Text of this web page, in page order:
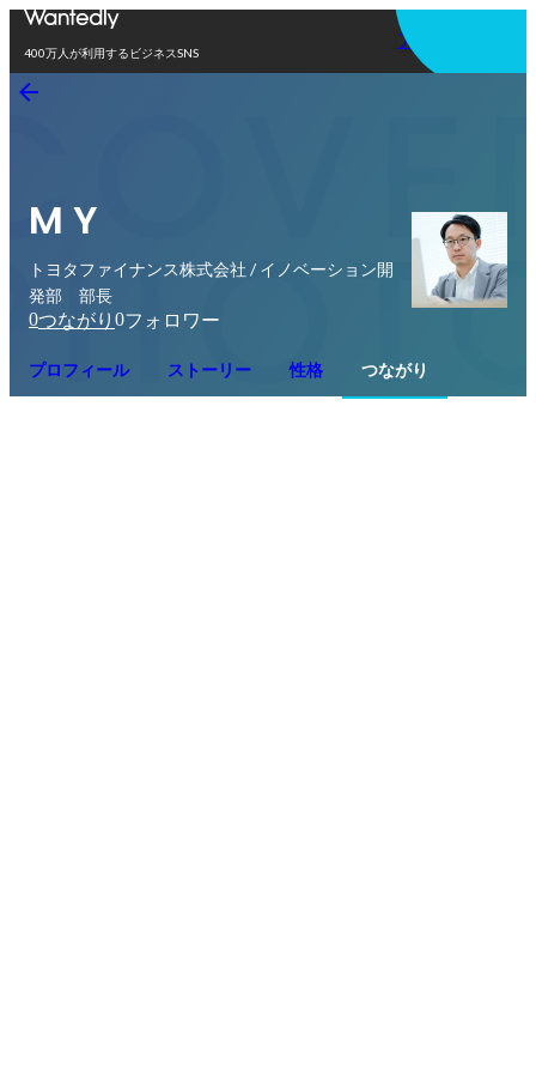
400万人が利用するビジネスSNS
アプリを使う
M Y
トヨタファイナンス株式会社 / イノベーション開
発部 部長
0つながり 0フォロワー
プロフィール ストーリー 性格 つながり